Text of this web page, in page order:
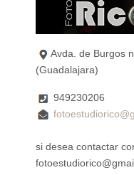
Avda. de Burgos
(Guadalajara)
949230206
si desea contactar